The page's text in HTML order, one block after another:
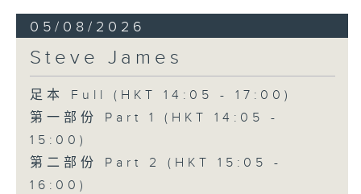
05/08/2026
Steve James
足本 Full (HKT 14:05 - 17:00)
第一部份 Part 1 (HKT 14:05 -
15:00)
第二部份 Part 2 (HKT 15:05 -
16:00)